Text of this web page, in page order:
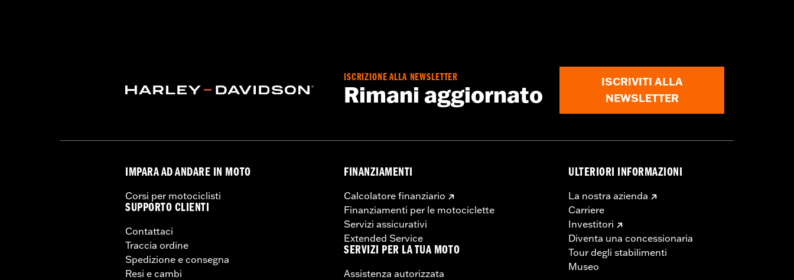
ISCRIZIONE ALLA NEWSLETTER
Rimani aggiornato
ISCRIVITI ALLA
NEWSLETTER
IMPARA AD ANDARE IN MOTO
Corsi per motociclisti
SUPPORTO CLIENTI
Contattaci
Traccia ordine
Spedizione e consegna
Resi e cambi
FINANZIAMENTI
Calcolatore finanziario
Finanziamenti per le motociclette
Servizi assicurativi
Extended Service
SERVIZI PER LA TUA MOTO
Assistenza autorizzata
ULTERIORI INFORMAZIONI
La nostra azienda
Carriere
Investitori
Diventa una concessionaria
Tour degli stabilimenti
Museo